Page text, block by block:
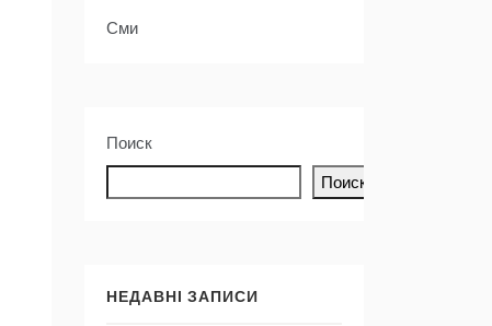
Сми
Поиск
Поиск
НЕДАВНІ ЗАПИСИ